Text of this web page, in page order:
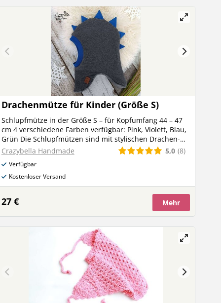
Drachenmütze für Kinder (Größe S)
Schlupfmütze in der Größe S – für Kopfumfang 44 – 47
cm 4 verschiedene Farben verfügbar: Pink, Violett, Blau,
Grün Die Schlupfmützen sind mit stylischen Drachen-
Zacken ausgestattet und ein echter Hingucker! Die
sogenannten Drachenmützen sind super praktisch und
die Kids können sie ganz easy am Morgen selbst
anziehen! Dank dem kuschelweichen Alpenfleece halten
sie angenehm warm und das Bündchen ums Gesicht
sorgt dafür, dass auch die Ohren und der Hals gut vom
Wind geschützt sind.
Crazybella Handmade 5,0 (8)
Verfügbar
Kostenloser Versand
27 € Mehr